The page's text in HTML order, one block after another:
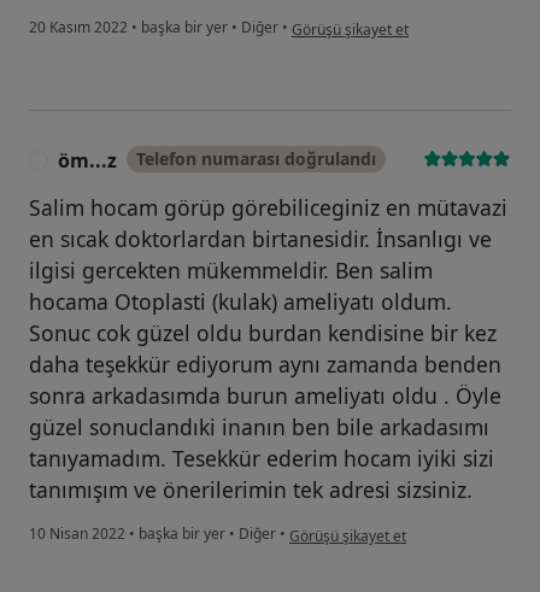
20 Kasım 2022 • başka bir yer • Diğer • kullanıcının görüşüne göre o....i
Görüşü şikayet et
öm...z Telefon numarası doğrulandı
Salim hocam görüp görebiliceginiz en mütavazi
en sıcak doktorlardan birtanesidir. İnsanlıgı ve
ilgisi gercekten mükemmeldir. Ben salim
hocama Otoplasti (kulak) ameliyatı oldum.
Sonuc cok güzel oldu burdan kendisine bir kez
daha teşekkür ediyorum aynı zamanda benden
sonra arkadasımda burun ameliyatı oldu . Öyle
güzel sonuclandıki inanın ben bile arkadasımı
tanıyamadım. Tesekkür ederim hocam iyiki sizi
tanımışım ve önerilerimin tek adresi sizsiniz.
10 Nisan 2022 • başka bir yer • Diğer • kullanıcının görüşüne göre öm...z
Görüşü şikayet et